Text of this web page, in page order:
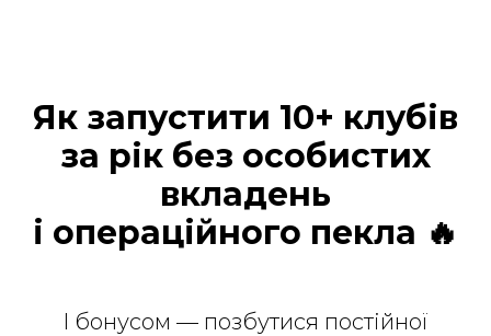
Як запустити 10+ клубів
за рік без особистих
вкладень
і операційного пекла 🔥
І бонусом — позбутися постійної